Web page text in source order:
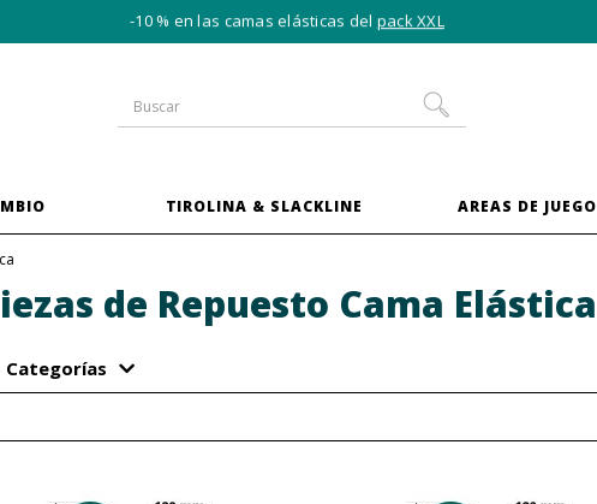
-10 % en las camas elásticas del pack XXL
TIROLINA & SLACKLINE AREAS DE JUEGO
de Repuesto Cama Elástica
Categorías